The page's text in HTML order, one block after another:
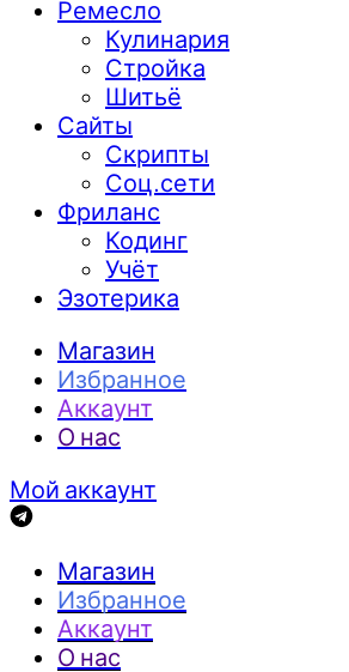
Ремесло
Кулинария
Стройка
Шитьё
Сайты
Скрипты
Соц.сети
Фриланс
Кодинг
Учёт
Эзотерика
Магазин
Избранное
Аккаунт
О нас
Мой аккаунт
Магазин
Избранное
Аккаунт
О нас